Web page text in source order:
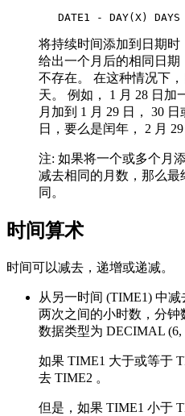
DATE1 - DAY(X)
将持续时间添加到日期
给出一个月后的相同日期
不存在。 在这种情况下
天。 例如， 1 月 28 日加
月加到 1 月 29 日， 30
日，要么是闰年， 2 月 29
注: 如果将一个或多个月
减去相同的月数，那么
同。
时间算术
时间可以减去，递增或递减。
从另一时间 (TIME1) 中
两次之间的小时数，分
数据类型为 DECIMAL (6,
如果 TIME1 大于或等于
去 TIME2 。
但是，如果 TIME1 小于